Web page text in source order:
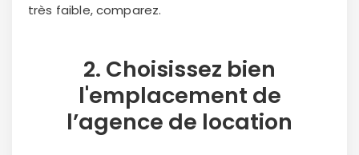
très faible, comparez.
2. Choisissez bien
l'emplacement de
l’agence de location